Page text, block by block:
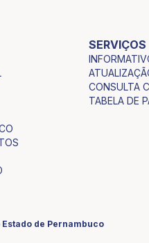
SERVIÇOS
CONSULTA
TABELA DE
de Pernambuco